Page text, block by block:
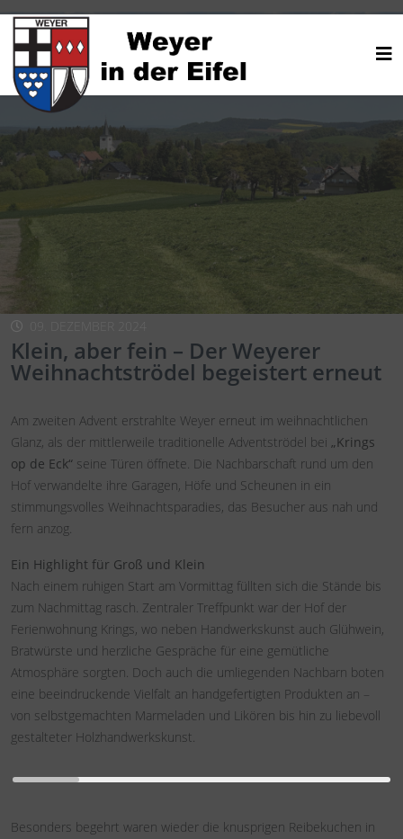
Klein, aber fein – Der Weyerer
Weihnachtströdel begeistert erneut
Am zweiten Advent erstrahlte Weyer erneut im weihnachtlichen
Glanz, als der mittlerweile traditionelle Adventströdel bei „Krings
op de Eck“ seine Türen öffnete. Die Nachbarschaft rund um den
Hof verwandelte ihre Garagen, Höfe und Scheunen in ein
stimmungsvolles Weihnachtsparadies, das Besucher aus nah und
fern anzog.
Ein Highlight für Groß und Klein
Nach einem ruhigen Start am Vormittag füllten sich die Stände bis
zum Nachmittag rasch. Zentraler Treffpunkt war der Hof der
Ferienwohnung Krings, wo neben Handwerkskunst auch Glühwein,
Bratwürste und herzliche Gespräche für eine gemütliche
Atmosphäre sorgten. Doch auch die umliegenden Nachbarn boten
eine beeindruckende Vielfalt an handgefertigten Produkten an –
von selbstgemachten Marmeladen und Likören bis hin zu liebevoll
gestalteter Holzhandwerkskunst.
Besonders begehrt waren wieder die knusprigen Reibekuchen in